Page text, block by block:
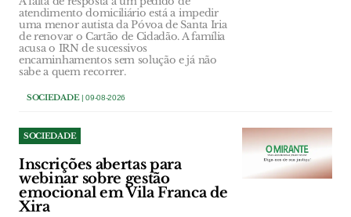
atendimento domiciliário está a impedir
uma menor autista da Póvoa de Santa Iria
de renovar o Cartão de Cidadão. A família
acusa o IRN de sucessivos
encaminhamentos sem solução e já não
sabe a quem recorrer.
SOCIEDADE| 09-08-2026
SOCIEDADE
Inscrições abertas para
webinar sobre gestão
emocional em Vila Franca de
Xira